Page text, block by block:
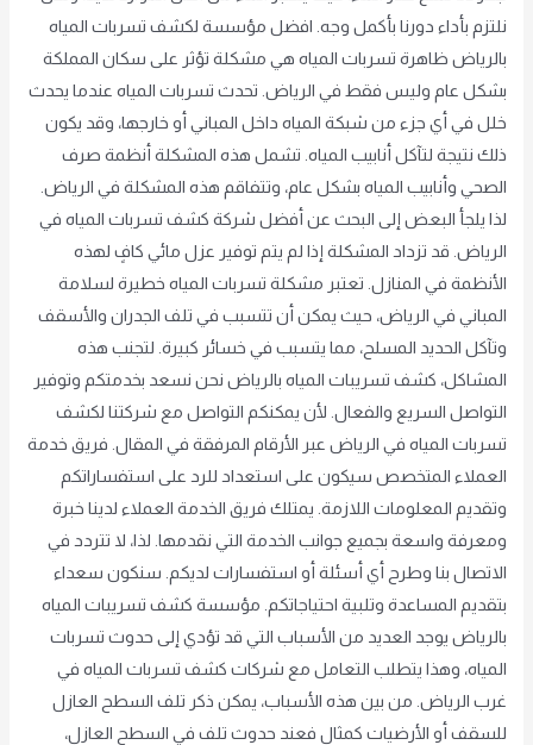
نلتزم بأداء دورنا بأكمل وجه. افضل مؤسسة لكشف تسربات المياه
بالرياض ظاهرة تسربات المياه هي مشكلة تؤثر على سكان المملكة
بشكل عام وليس فقط في الرياض. تحدث تسربات المياه عندما يحدث
خلل في أي جزء من شبكة المياه داخل المباني أو خارجها، وقد يكون
ذلك نتيجة لتآكل أنابيب المياه. تشمل هذه المشكلة أنظمة صرف
الصحي وأنابيب المياه بشكل عام، وتتفاقم هذه المشكلة في الرياض.
لذا يلجأ البعض إلى البحث عن أفضل شركة كشف تسربات المياه في
الرياض. قد تزداد المشكلة إذا لم يتم توفير عزل مائي كافٍ لهذه
الأنظمة في المنازل. تعتبر مشكلة تسربات المياه خطيرة لسلامة
المباني في الرياض، حيث يمكن أن تتسبب في تلف الجدران والأسقف
وتآكل الحديد المسلح، مما يتسبب في خسائر كبيرة. لتجنب هذه
المشاكل، كشف تسريبات المياه بالرياض نحن نسعد بخدمتكم وتوفير
التواصل السريع والفعال. لأن يمكنكم التواصل مع شركتنا لكشف
تسربات المياه في الرياض عبر الأرقام المرفقة في المقال. فريق خدمة
العملاء المتخصص سيكون على استعداد للرد على استفساراتكم
وتقديم المعلومات اللازمة. يمتلك فريق الخدمة العملاء لدينا خبرة
ومعرفة واسعة بجميع جوانب الخدمة التي نقدمها. لذا، لا تتردد في
الاتصال بنا وطرح أي أسئلة أو استفسارات لديكم. سنكون سعداء
بتقديم المساعدة وتلبية احتياجاتكم. مؤسسة كشف تسريبات المياه
بالرياض يوجد العديد من الأسباب التي قد تؤدي إلى حدوث تسربات
المياه، وهذا يتطلب التعامل مع شركات كشف تسربات المياه في
غرب الرياض. من بين هذه الأسباب، يمكن ذكر تلف السطح العازل
للسقف أو الأرضيات كمثال فعند حدوث تلف في السطح العازل،